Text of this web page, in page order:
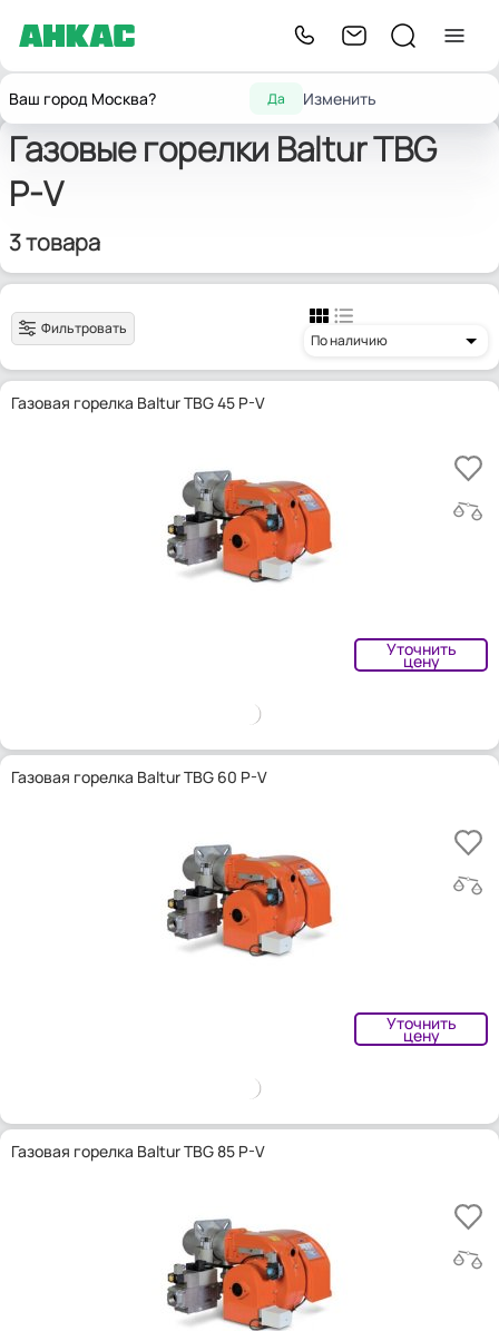
Ваш город Москва? Да Изменить
ГлавнаяГорелки для котлов отопления Baltur TBG P-V
Газовые горелки Baltur TBG
P-V
3 товара
Фильтровать
По наличию
Газовая горелка Baltur TBG 45 P-V
Уточнить
цену
Газовая горелка Baltur TBG 60 P-V
Уточнить
цену
Газовая горелка Baltur TBG 85 P-V